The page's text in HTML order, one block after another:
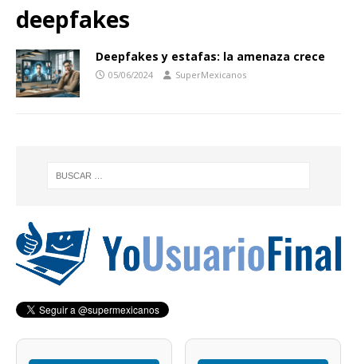
deepfakes
Deepfakes y estafas: la amenaza crece
05/06/2024 SuperMexicanos